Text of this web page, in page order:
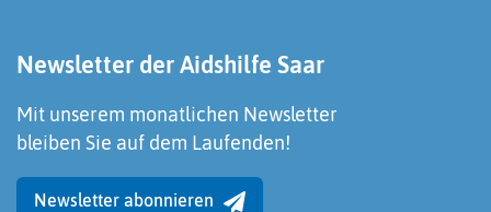
Newsletter der Aidshilfe Saar
Mit unserem monatlichen Newsletter
bleiben Sie auf dem Laufenden!
Newsletter abonnieren